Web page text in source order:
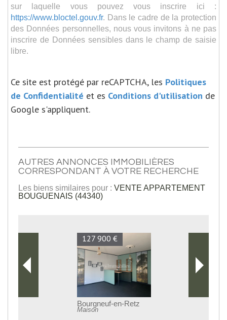
sur laquelle vous pouvez vous inscrire ici :
https://www.bloctel.gouv.fr. Dans le cadre de la protection
des Données personnelles, nous vous invitons à ne pas
inscrire de Données sensibles dans le champ de saisie
libre.
Ce site est protégé par reCAPTCHA, les Politiques
de Confidentialité et es Conditions d'utilisation de
Google s'appliquent.
AUTRES ANNONCES IMMOBILIÈRES
CORRESPONDANT À VOTRE RECHERCHE
Les biens similaires pour : VENTE APPARTEMENT
BOUGUENAIS (44340)
127 900 €
Bourgneuf-en-Retz
Maison